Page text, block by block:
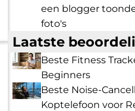
een blogger
foto's
Laatste
Beste Fitness
Beginners
Beste Noise-
Koptelefoon voor